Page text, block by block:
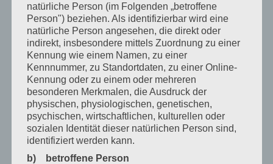
Juni 2020
Mai 2020
April 2020
März 2020
Februar 2020
Januar 2020
Dezember 2019
natürliche Person (im Folgenden „betroffene
Person") beziehen. Als identifizierbar wird eine
natürliche Person angesehen, die direkt oder
indirekt, insbesondere mittels Zuordnung zu einer
Kennung wie einem Namen, zu einer
Kennnummer, zu Standortdaten, zu einer Online-
Kennung oder zu einem oder mehreren
besonderen Merkmalen, die Ausdruck der
physischen, physiologischen, genetischen,
psychischen, wirtschaftlichen, kulturellen oder
sozialen Identität dieser natürlichen Person sind,
identifiziert werden kann.
b) betroffene Person